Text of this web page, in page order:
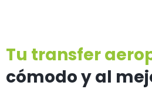
Tu transfer
cómodo y al